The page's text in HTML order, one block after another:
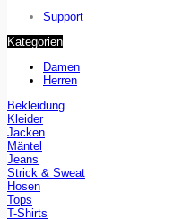
Support
Kategorien
Damen
Herren
Bekleidung
Kleider
Jacken
Mäntel
Jeans
Strick & Sweat
Hosen
Tops
T-Shirts